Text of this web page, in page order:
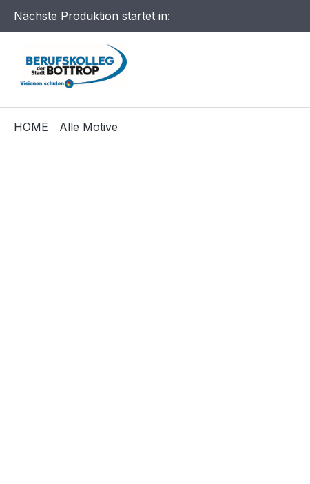
Nächste Produktion startet in:
HOME Alle Motive